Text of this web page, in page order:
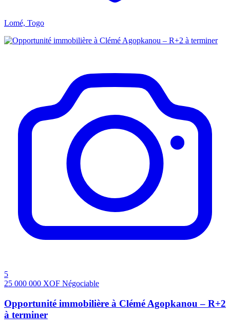
Lomé, Togo
5
25 000 000 XOF Négociable
Opportunité immobilière à Clémé Agopkanou – R+2
à terminer